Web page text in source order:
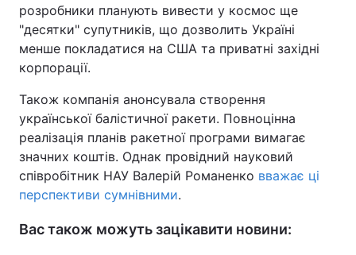
розробники планують вивести у космос ще
"десятки" супутників, що дозволить Україні
менше покладатися на США та приватні західні
корпорації.
Також компанія анонсувала створення
української балістичної ракети. Повноцінна
реалізація планів ракетної програми вимагає
значних коштів. Однак провідний науковий
співробітник НАУ Валерій Романенко вважає ці
перспективи сумнівними.
Вас також можуть зацікавити новини: